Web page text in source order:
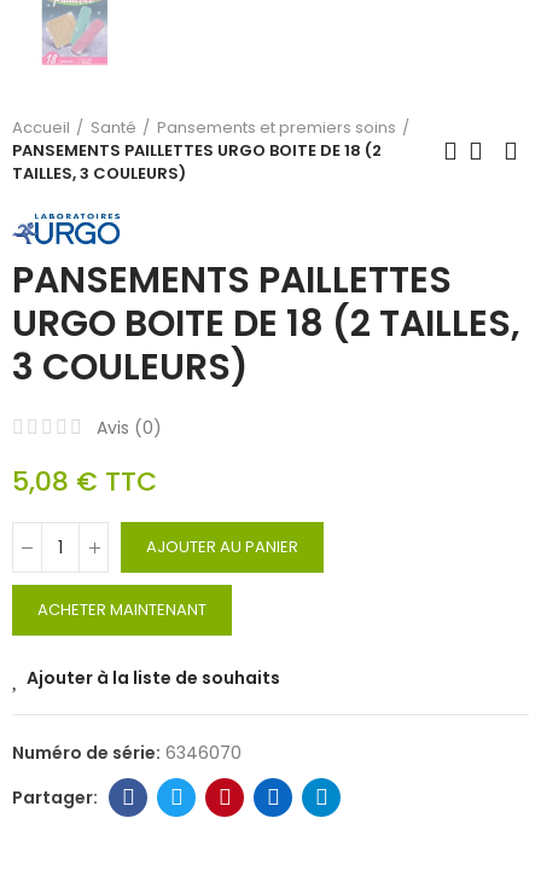
Accueil Santé
Pansements et premiers soins
PANSEMENTS PAILLETTES URGO BOITE DE 18 (2
TAILLES, 3 COULEURS)
PANSEMENTS PAILLETTES
URGO BOITE DE 18 (2 TAILLES,
3 COULEURS)
Avis (0)
5,08 € TTC
AJOUTER AU PANIER
ACHETER MAINTENANT
Ajouter à la liste de souhaits
Numéro de série: 6346070